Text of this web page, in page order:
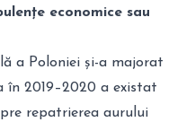
economice sau
a Poloniei și-a majorat
în 2019–2020 a existat
repatrierea aurului